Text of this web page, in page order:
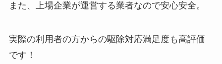
また、上場企業が運営する業者なので安心安全。
実際の利用者の方からの駆除対応満足度も高評価
です！